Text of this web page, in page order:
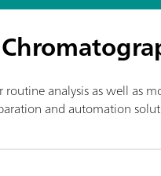
analysis as well as
and automation